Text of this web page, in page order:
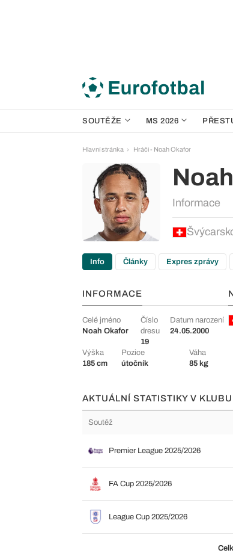
SOUTĚŽE MS 2026
Hlavní stránka Hráči - Noah Okafor
Informace
Info Články Expres zprávy
INFORMACE
Celé jméno
Noah Okafor
Číslo
dresu
19
Datum narození
24.05.2000
Výška
185 cm
Pozice
útočník
Váha
85 kg
AKTUÁLNÍ STATISTIKY V
Soutěž
Premier League 2025/2026
FA Cup 2025/2026
League Cup 2025/2026